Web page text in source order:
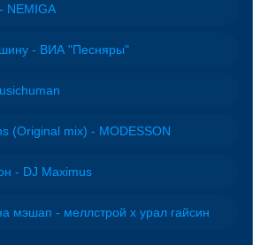
NEMIGA
- ВИА "Песняры"
(Original mix) - MODESSON
- DJ Maximus
мэшап - меллстрой х урал гайсин